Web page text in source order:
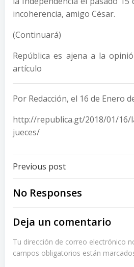
incoherencia, amigo César.
(Continuará)
República es ajena a la
artículo
Por Redacción, el 16 de Enero
http://republica.gt/2018/01/16/
jueces/
Post
navigation
Previous post
No Responses
Deja un comentario
Tu dirección de correo electrónico
campos obligatorios están